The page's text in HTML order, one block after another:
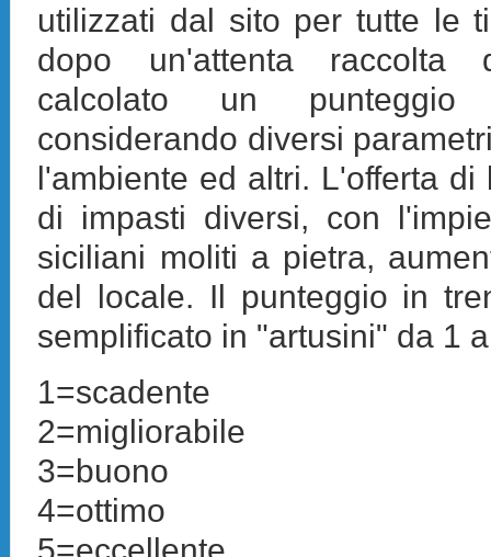
utilizzati dal sito per tutte le
dopo un'attenta raccolta
calcolato un punteggio
considerando diversi
l'ambiente ed altri. L'offerta
di impasti diversi, con
siciliani moliti a pietra,
del locale. Il punteggio in
semplificato in "artusini" da 1
1=scadente
2=migliorabile
3=buono
4=ottimo
5=eccellente